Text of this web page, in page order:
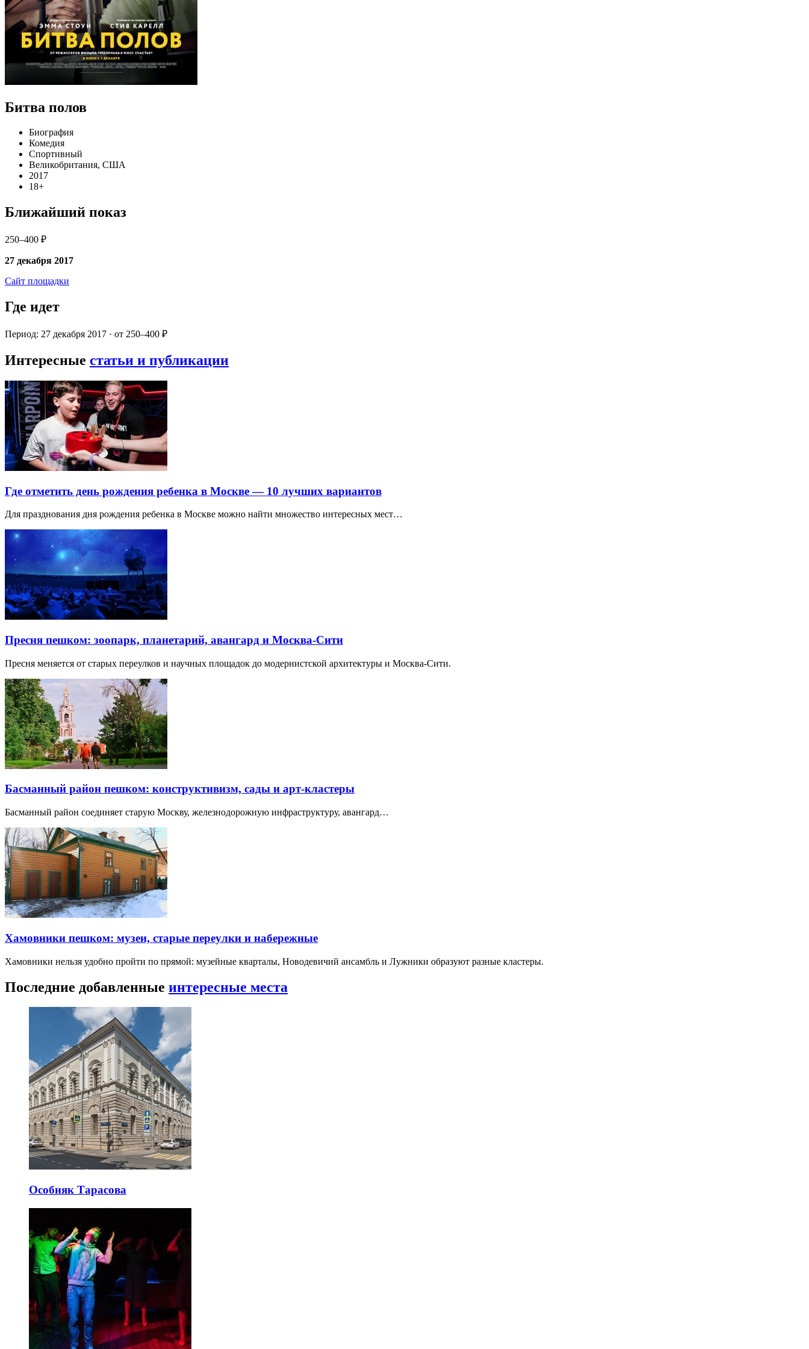
Битва полов
Биография
Комедия
Спортивный
Великобритания, США
2017
18+
Ближайший показ
250–400 ₽
27 декабря 2017
Сайт площадки
Где идет
Период: 27 декабря 2017 · от 250–400 ₽
Интересные статьи и публикации
Где отметить день рождения ребенка в Москве — 10 лучших вариантов
Для празднования дня рождения ребенка в Москве можно найти множество интересных мест…
Пресня пешком: зоопарк, планетарий, авангард и Москва-Сити
Пресня меняется от старых переулков и научных площадок до модернистской архитектуры и Москва-Сити.
Басманный район пешком: конструктивизм, сады и арт-кластеры
Басманный район соединяет старую Москву, железнодорожную инфраструктуру, авангард…
Хамовники пешком: музеи, старые переулки и набережные
Хамовники нельзя удобно пройти по прямой: музейные кварталы, Новодевичий ансамбль и Лужники образуют разные кластеры.
Последние добавленные интересные места
Особняк Тарасова